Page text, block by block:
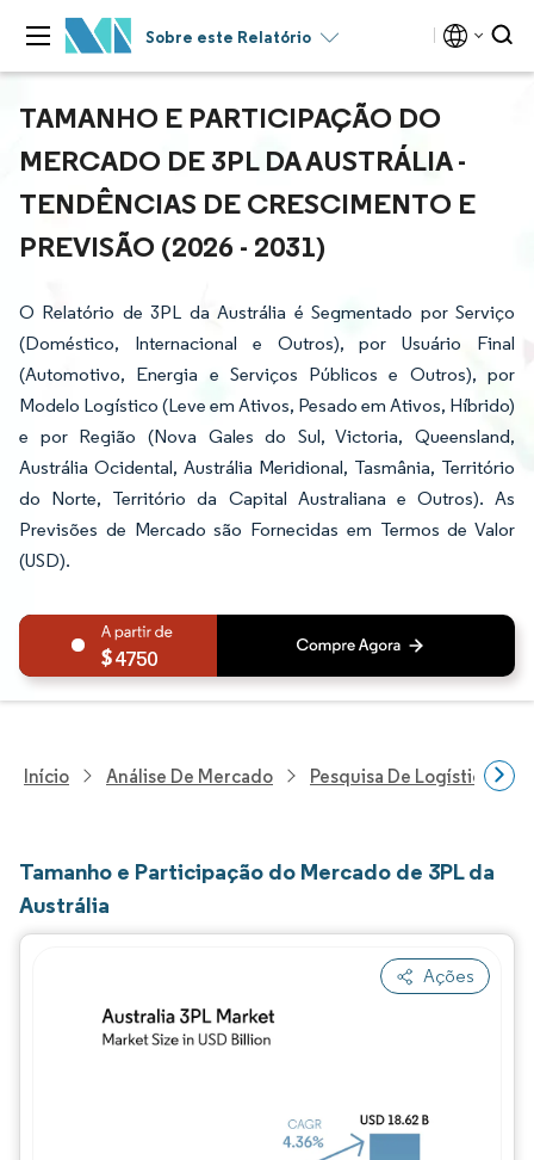
Sobre este Relatório
TAMANHO E PARTICIPAÇÃO DO
MERCADO DE 3PL DA AUSTRÁLIA -
TENDÊNCIAS DE CRESCIMENTO E
PREVISÃO (2026 - 2031)
O Relatório de 3PL da Austrália é Segmentado por Serviço
(Doméstico, Internacional e Outros), por Usuário Final
(Automotivo, Energia e Serviços Públicos e Outros), por
Modelo Logístico (Leve em Ativos, Pesado em Ativos, Híbrido)
e por Região (Nova Gales do Sul, Victoria, Queensland,
Austrália Ocidental, Austrália Meridional, Tasmânia, Território
do Norte, Território da Capital Australiana e Outros). As
Previsões de Mercado são Fornecidas em Termos de Valor
(USD).
4750
Início Análise De Mercado Pesquisa De Logística
Tamanho e Participação do Mercado de 3PL da
Austrália
Ações